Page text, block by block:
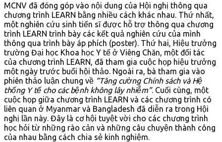
MCNV đã đóng góp vào nội dung của Hội nghị thông qua
chương trình LEARN bằng nhiều cách khác nhau. Thứ nhất,
một nghiên cứu sinh tiến sĩ được hỗ trợ thông qua chương
trình LEARN trình bày các kết quả nghiên cứu của mình
thông qua trình bày áp phích (poster). Thứ hai, Hiệu trưởng
trường Đại học Khoa học Y tế ở Viêng Chăn, một đối tác
của chương trình LEARN, đã tham gia cuộc họp hiệu trưởng
một ngày trước buổi hội thảo. Ngoài ra, bà tham gia vào
phiên thảo luận chung về “Tăng cường Chính sách và Hệ
thống Y tế cho các bệnh không lây nhiễm”. Cuối cùng, một
cuộc họp giữa chương trình LEARN và các chương trình có
liên quan ở Myanmar và Bangladesh đã diễn ra trong Hội
nghị lần này. Đây là cơ hội tuyệt vời cho các chương trình
học hỏi từ những rào cản và những câu chuyện thành công
của nhau bằng cách chia sẻ kinh nghiệm.